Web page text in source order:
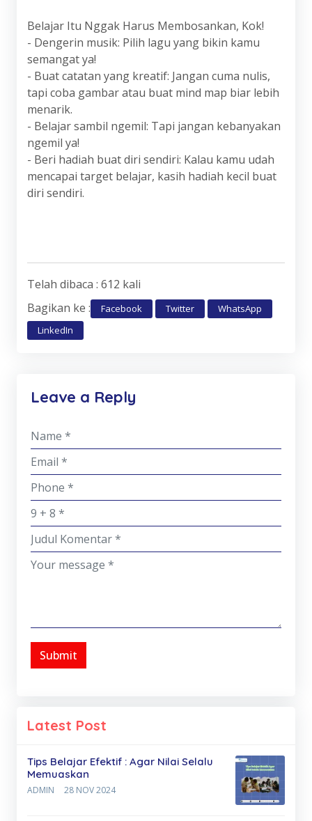
Belajar Itu Nggak Harus Membosankan, Kok!
- Dengerin musik: Pilih lagu yang bikin kamu
semangat ya!
- Buat catatan yang kreatif: Jangan cuma nulis,
tapi coba gambar atau buat mind map biar lebih
menarik.
- Belajar sambil ngemil: Tapi jangan kebanyakan
ngemil ya!
- Beri hadiah buat diri sendiri: Kalau kamu udah
mencapai target belajar, kasih hadiah kecil buat
diri sendiri.
Telah dibaca : 612 kali
Bagikan ke :
Facebook Twitter
WhatsApp
LinkedIn
Leave a Reply
Submit
Latest Post
Tips Belajar Efektif : Agar Nilai Selalu
Memuaskan
ADMIN 28 NOV 2024